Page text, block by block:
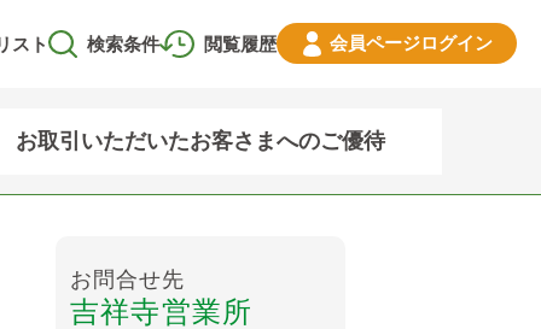
閲覧履歴
スト 検索条件 会員ページログイン
お取引いただいたお客さまへのご優待
お問合せ先
吉祥寺営業所